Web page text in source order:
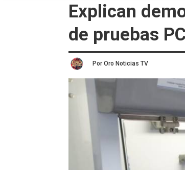
Explican
de pruebas
Por Oro Noticias TV